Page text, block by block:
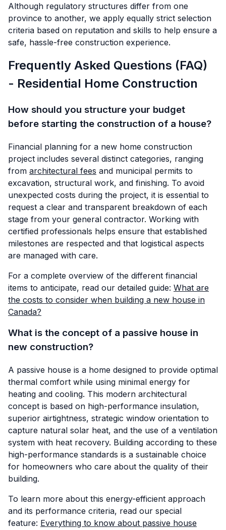
Although regulatory structures differ from one
province to another, we apply equally strict selection
criteria based on reputation and skills to help ensure a
safe, hassle-free construction experience.
Frequently Asked Questions (FAQ)
- Residential Home Construction
How should you structure your budget
before starting the construction of a house?
Financial planning for a new home construction
project includes several distinct categories, ranging
from architectural fees and municipal permits to
excavation, structural work, and finishing. To avoid
unexpected costs during the project, it is essential to
request a clear and transparent breakdown of each
stage from your general contractor. Working with
certified professionals helps ensure that established
milestones are respected and that logistical aspects
are managed with care.
For a complete overview of the different financial
items to anticipate, read our detailed guide: What are
the costs to consider when building a new house in
Canada?
What is the concept of a passive house in
new construction?
A passive house is a home designed to provide optimal
thermal comfort while using minimal energy for
heating and cooling. This modern architectural
concept is based on high-performance insulation,
superior airtightness, strategic window orientation to
capture natural solar heat, and the use of a ventilation
system with heat recovery. Building according to these
high-performance standards is a sustainable choice
for homeowners who care about the quality of their
building.
To learn more about this energy-efficient approach
and its performance criteria, read our special
feature: Everything to know about passive house